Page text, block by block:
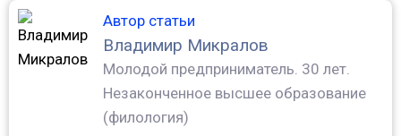
Автор статьи
Владимир Микралов
Молодой предприниматель. 30 лет.
Незаконченное высшее образование
(филология)